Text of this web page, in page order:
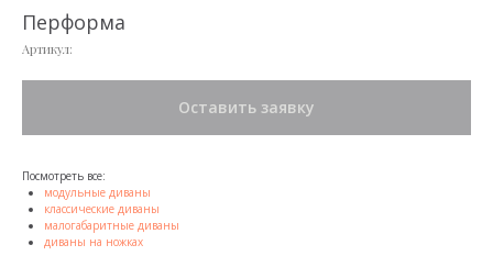
Перформа
Артикул:
Оставить заявку
Посмотреть все:
модульные диваны
классические диваны
малогабаритные диваны
диваны на ножках